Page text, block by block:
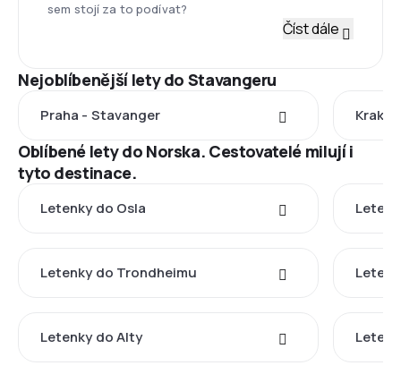
sem stojí za to podívat?
Číst dále
Nejoblíbenější lety do Stavangeru
Praha - Stavanger
Oblíbené lety do Norska. Cestovatelé milují i
tyto destinace.
Letenky do Osla
Letenky do Trondheimu
Letenky do Alty